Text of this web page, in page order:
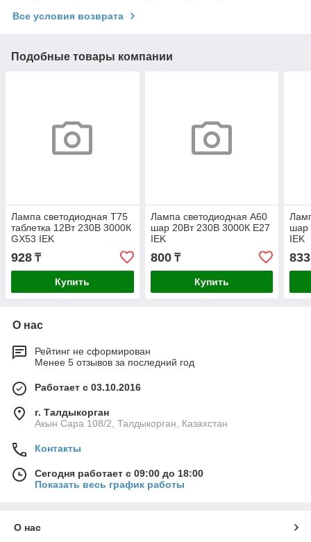
Все условия возврата
Подобные товары компании
Лампа светодиодная T75
таблетка 12Вт 230В 3000К
GX53 IEK
928 ₸
Купить
Лампа светодиодная A60
шар 20Вт 230В 3000К E27
IEK
800₸
Купить
шар
IEK
833
О нас
Рейтинг не сформирован
Менее 5 отзывов за последний год
Работает с 03.10.2016
г. Талдыкорган
Акын Сара 108/2, Талдыкорган, Казахстан
Контакты
Сегодня работает с 09:00 до 18:00
Показать весь график работы
О нас